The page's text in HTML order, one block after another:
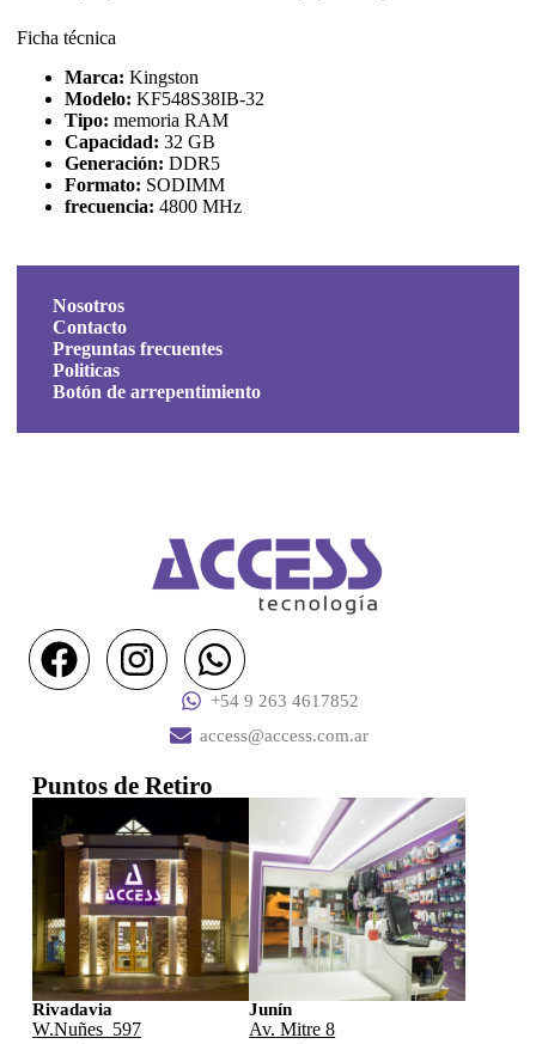
Ficha técnica
Marca: Kingston
Modelo: KF548S38IB-32
Tipo: memoria RAM
Capacidad: 32 GB
Generación: DDR5
Formato: SODIMM
frecuencia: 4800 MHz
Nosotros
Contacto
Preguntas frecuentes
Politicas
Botón de arrepentimiento
+54 9 263 4617852
access@access.com.ar
Puntos de Retiro
Rivadavia
W.Nuñes 597
Junín
Av. Mitre 8